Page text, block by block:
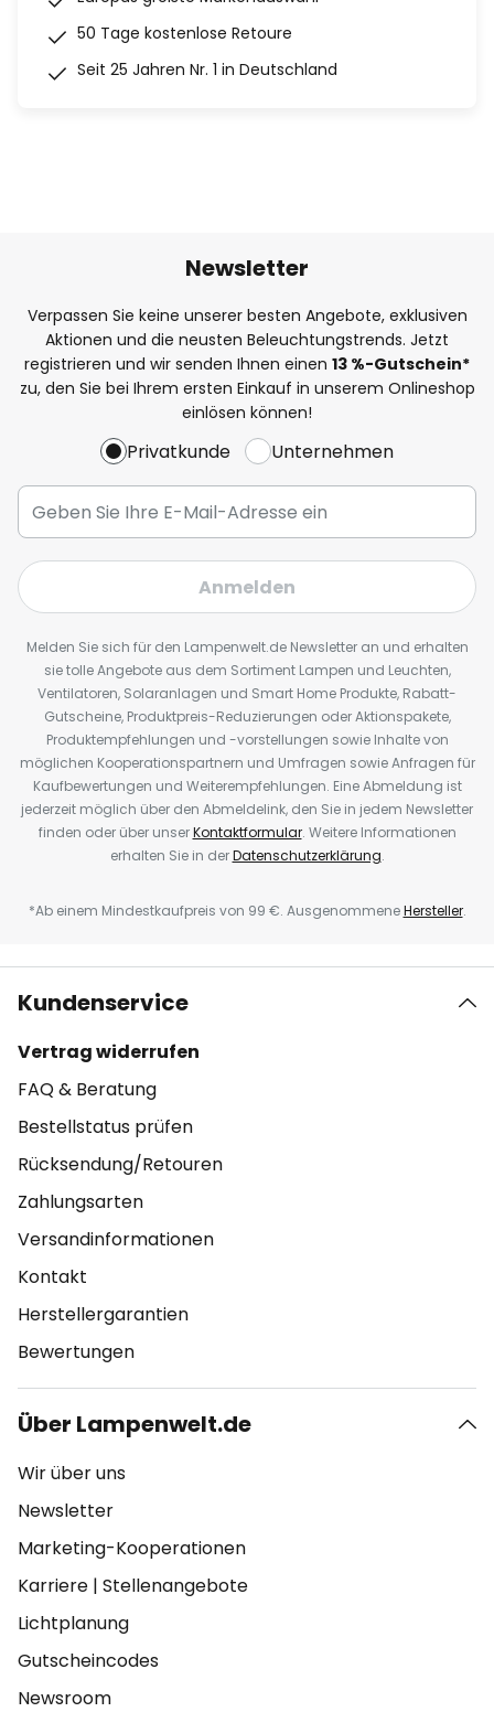
50 Tage kostenlose Retoure
Seit 25 Jahren Nr. 1 in Deutschland
Newsletter
Verpassen Sie keine unserer besten Angebote, exklusiven
Aktionen und die neusten Beleuchtungstrends. Jetzt
registrieren und wir senden Ihnen einen 13 %-Gutschein*
zu, den Sie bei Ihrem ersten Einkauf in unserem Onlineshop
einlösen können!
Privatkunde Unternehmen
Anmelden
Melden Sie sich für den Lampenwelt.de Newsletter an und erhalten
sie tolle Angebote aus dem Sortiment Lampen und Leuchten,
Ventilatoren, Solaranlagen und Smart Home Produkte, Rabatt-
Gutscheine, Produktpreis-Reduzierungen oder Aktionspakete,
Produktempfehlungen und -vorstellungen sowie Inhalte von
möglichen Kooperationspartnern und Umfragen sowie Anfragen für
Kaufbewertungen und Weiterempfehlungen. Eine Abmeldung ist
jederzeit möglich über den Abmeldelink, den Sie in jedem Newsletter
finden oder über unserKontaktformular. Weitere Informationen
erhalten Sie in derDatenschutzerklärung.
*Ab einem Mindestkaufpreis von 99 €. AusgenommeneHersteller.
Kundenservice
Vertrag widerrufen
FAQ & Beratung
Bestellstatus prüfen
Rücksendung/Retouren
Zahlungsarten
Versandinformationen
Kontakt
Herstellergarantien
Bewertungen
Über Lampenwelt.de
Wir über uns
Newsletter
Marketing-Kooperationen
Karriere | Stellenangebote
Lichtplanung
Gutscheincodes
Newsroom